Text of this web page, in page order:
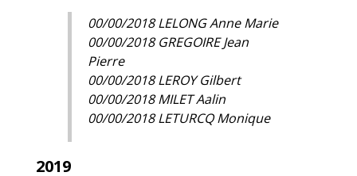
00/00/2018 LELONG Anne Marie
00/00/2018 GREGOIRE Jean
Pierre
00/00/2018 LEROY Gilbert
00/00/2018 MILET Aalin
00/00/2018 LETURCQ Monique
2019